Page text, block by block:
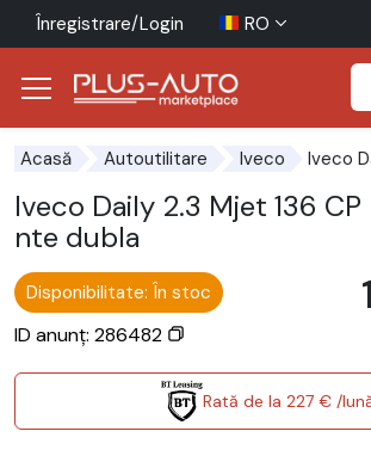
Înregistrare/Login RO
Acasă Autoutilitare Iveco
Iveco Daily 2.3 Mjet 136
nte dubla
Disponibilitate: În stoc
ID anunț: 286482
Rată de la 227 € /